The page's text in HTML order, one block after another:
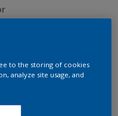
dit product online
gaten, we werken
to the storing of cookies
analyze site usage, and